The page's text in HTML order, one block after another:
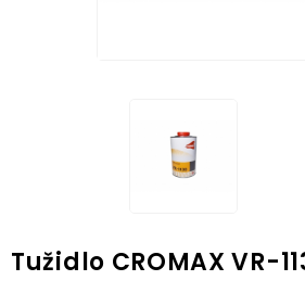
Tužidlo CROMAX VR-